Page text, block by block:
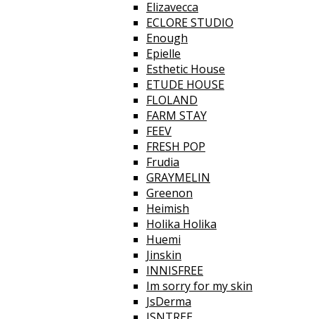
Elizavecca
ECLORE STUDIO
Enough
Epielle
Esthetic House
ETUDE HOUSE
FLOLAND
FARM STAY
FEEV
FRESH POP
Frudia
GRAYMELIN
Greenon
Heimish
Holika Holika
Huemi
Jinskin
INNISFREE
Im sorry for my skin
JsDerma